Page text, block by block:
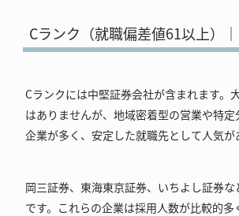
Cランク（就職偏差値61以上）
Cランクには中堅証券会社が含まれます。
はありませんが、地域密着型の営業や特
企業が多く、安定した就職先として人気が
岡三証券、東海東京証券、いちよし証券
です。これらの企業は採用人数が比較的